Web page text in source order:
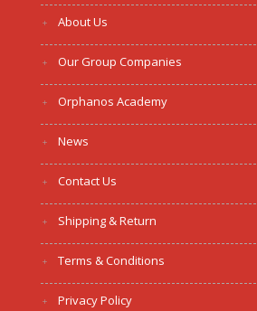
About Us
Our Group Companies
Orphanos Academy
News
Contact Us
Shipping & Return
Terms & Conditions
Privacy Policy